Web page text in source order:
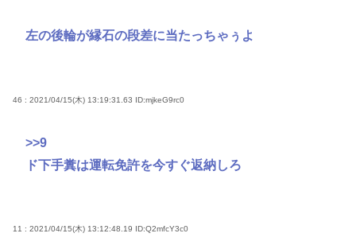
左の後輪が縁石の段差に当たっちゃぅよ
46 : 2021/04/15(木) 13:19:31.63 ID:mjkeG9rc0
>>9
ド下手糞は運転免許を今すぐ返納しろ
11 : 2021/04/15(木) 13:12:48.19 ID:Q2mfcY3c0